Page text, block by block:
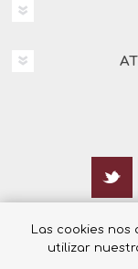
Las cookies nos
utilizar